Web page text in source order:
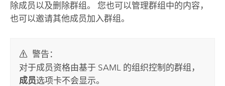
除成员以及删除群组。 您也可以管理群组中的内容，
也可以邀请其他成员加入群组。
警告：
对于成员资格由基于 SAML 的组织控制的群组，
成员选项卡不会显示。